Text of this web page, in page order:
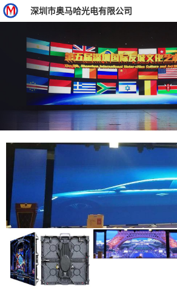
深圳市奥马哈光电有限公司